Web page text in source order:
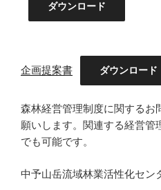
ダウンロード
企画提案書 ダウンロード
森林経営管理制度に関するお
願いします。関連する経営管
でも可能です。
中予山岳流域林業活性化セン